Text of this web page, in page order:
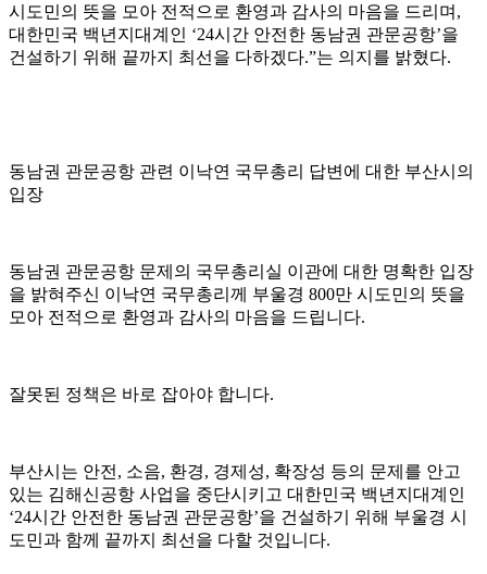
시도민의 뜻을 모아 전적으로 환영과 감사의 마음을 드리며,
대한민국 백년지대계인 ‘24시간 안전한 동남권 관문공항’을
건설하기 위해 끝까지 최선을 다하겠다.”는 의지를 밝혔다.
동남권 관문공항 관련 이낙연 국무총리 답변에 대한 부산시의
입장
동남권 관문공항 문제의 국무총리실 이관에 대한 명확한 입장
을 밝혀주신 이낙연 국무총리께 부울경 800만 시도민의 뜻을
모아 전적으로 환영과 감사의 마음을 드립니다.
잘못된 정책은 바로 잡아야 합니다.
부산시는 안전, 소음, 환경, 경제성, 확장성 등의 문제를 안고
있는 김해신공항 사업을 중단시키고 대한민국 백년지대계인
‘24시간 안전한 동남권 관문공항’을 건설하기 위해 부울경 시
도민과 함께 끝까지 최선을 다할 것입니다.